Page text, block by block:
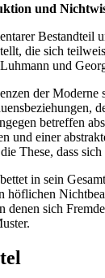
und
die sich
und
der
betreffen
und einer
These, dass
in sein
höflichen
sich